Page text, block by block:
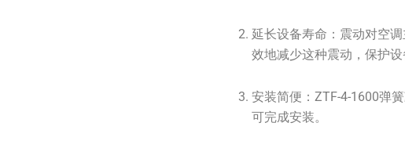
延长设备寿命：震动对空
效地减少这种震动，保护设
安装简便：ZTF-4-1600弹
可完成安装。